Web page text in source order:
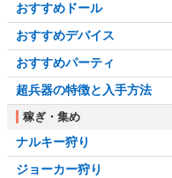
おすすめドール
おすすめデバイス
おすすめパーティ
超兵器の特徴と入手方法
稼ぎ・集め
ナルキー狩り
ジョーカー狩り